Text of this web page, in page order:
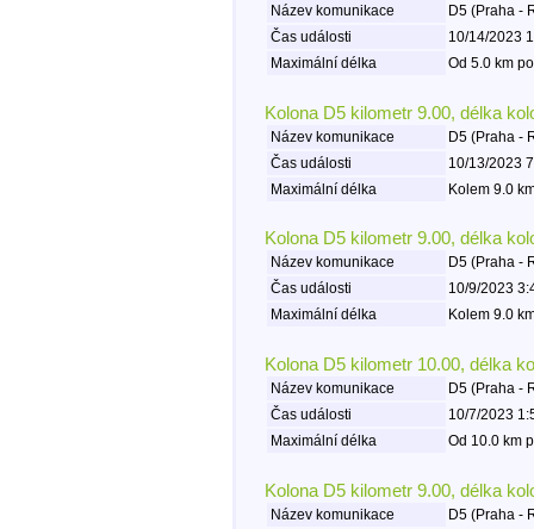
Název komunikace
D5 (Praha -
Čas události
10/14/2023
Maximální délka
Od 5.0 km
Kolona D5 kilometr 9.00, délka
Název komunikace
D5 (Praha -
Čas události
10/13/2023
Maximální délka
Kolem 9.0
Kolona D5 kilometr 9.00, délka
Název komunikace
D5 (Praha -
Čas události
10/9/2023
Maximální délka
Kolem 9.0
Kolona D5 kilometr 10.00, délka
Název komunikace
D5 (Praha -
Čas události
10/7/2023
Maximální délka
Od 10.0 km
Kolona D5 kilometr 9.00, délka
Název komunikace
D5 (Praha -